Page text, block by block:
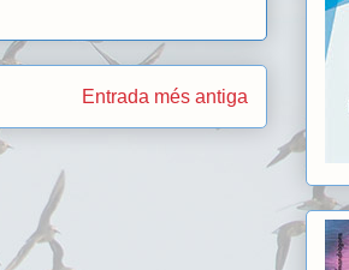
Entrada més antiga